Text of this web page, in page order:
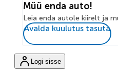
Müü enda auto!
Leia enda autole kiirelt ja
Avalda kuulutus tasuta
Logi sisse